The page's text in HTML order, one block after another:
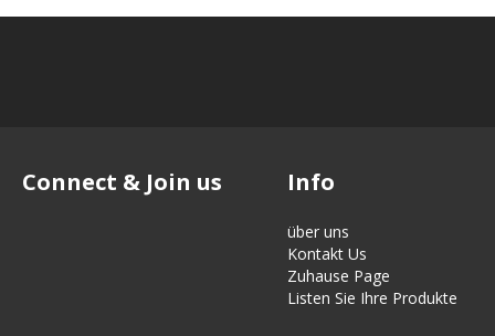
Connect & Join us Info
über uns
Kontakt Us
Zuhause Page
Listen Sie Ihre Produkte